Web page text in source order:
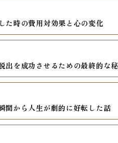
た時の費用対効果と心の変化
出を成功させるための最終的な
間から人生が劇的に好転した話